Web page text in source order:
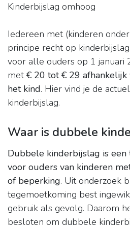
Kinderbijslag omhoog
Iedereen met (kinderen
principe recht op
voor alle ouders op 1 januari
met€ 20 tot € 29
het kind. Hier vind je de
kinderbijslag.
Waar is dubbele
Dubbele kinderbijslag is
voor ouders van kinderen
of beperking. Uit onderzoek
tegemoetkoming best
gebruik als gevolg. Daarom
besloten om dubbele